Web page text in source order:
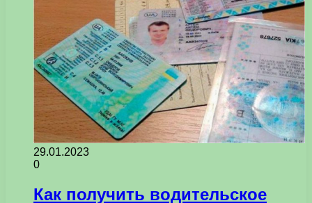
29.01.2023
0
Как получить водительское